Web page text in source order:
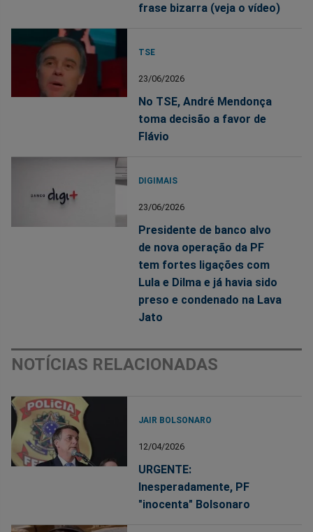
frase bizarra (veja o vídeo)
TSE
23/06/2026
No TSE, André Mendonça
toma decisão a favor de
Flávio
DIGIMAIS
23/06/2026
Presidente de banco alvo
de nova operação da PF
tem fortes ligações com
Lula e Dilma e já havia sido
preso e condenado na Lava
Jato
NOTÍCIAS RELACIONADAS
JAIR BOLSONARO
12/04/2026
URGENTE:
Inesperadamente, PF
"inocenta" Bolsonaro